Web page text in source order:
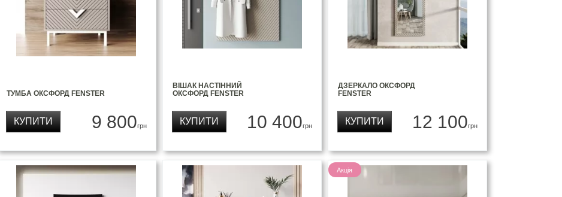
ТУМБА ОКСФОРД FENSTER
9 800грн
КУПИТИ
ВІШАК НАСТІННИЙ
ОКСФОРД FENSTER
10 400грн
КУПИТИ
ДЗЕРКАЛО ОКСФОРД
FENSTER
12 100грн
КУПИТИ
Акція